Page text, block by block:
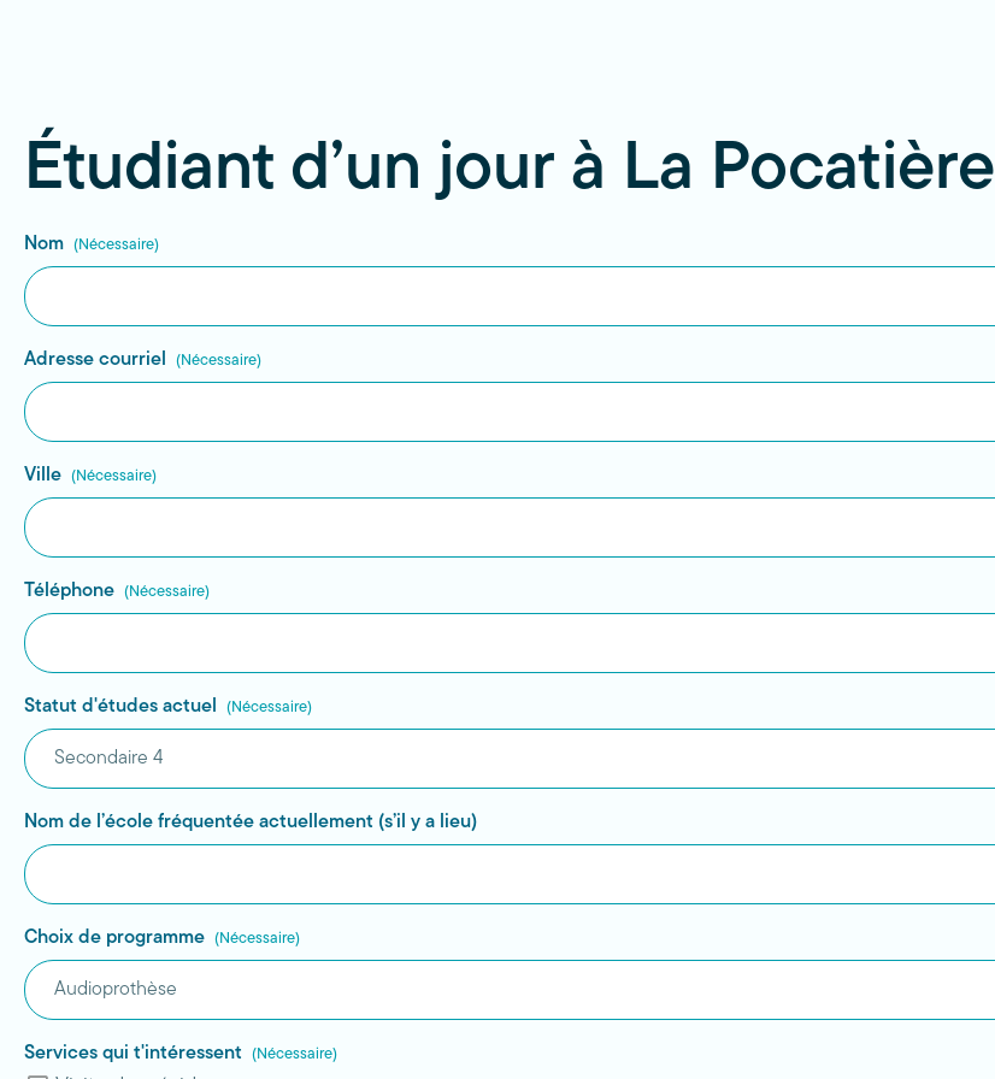
Étudiant d’un jour à La Pocatière
Nom (Nécessaire)
Adresse courriel (Nécessaire)
Ville (Nécessaire)
Téléphone (Nécessaire)
Statut d'études actuel (Nécessaire)
Nom de l’école fréquentée actuellement (s’il y a lieu)
Choix de programme (Nécessaire)
Services qui t'intéressent (Nécessaire)